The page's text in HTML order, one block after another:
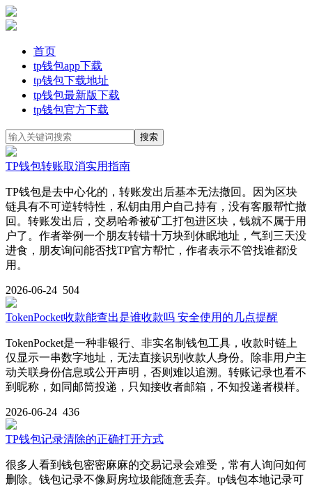
首页
tp钱包app下载
tp钱包下载地址
tp钱包最新版下载
tp钱包官方下载
TP钱包转账取消实用指南
TP钱包是去中心化的，转账发出后基本无法撤回。因为区块
链具有不可逆转特性，私钥由用户自己持有，没有客服帮忙撤
回。转账发出后，交易哈希被矿工打包进区块，钱就不属于用
户了。作者举例一个朋友转错十万块到休眠地址，气到三天没
进食，朋友询问能否找TP官方帮忙，作者表示不管找谁都没
用。
2026-06-24 504
TokenPocket收款能查出是谁收款吗 安全使用的几点提醒
TokenPocket是一种非银行、非实名制钱包工具，收款时链上
仅显示一串数字地址，无法直接识别收款人身份。除非用户主
动关联身份信息或公开声明，否则难以追溯。转账记录也看不
到昵称，如同邮筒投递，只知接收者邮箱，不知投递者模样。
2026-06-24 436
TP钱包记录清除的正确打开方式
很多人看到钱包密密麻麻的交易记录会难受，常有人询问如何
删除。钱包记录不像厨房垃圾能随意丢弃。tp钱包本地记录可